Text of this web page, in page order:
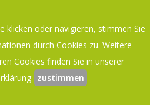
Impressum
August 2026, 04:15
Software © phpBB Limited
klicken oder navigieren, stimmen Sie
durch Cookies zu. Weitere
Cookies finden Sie in unserer
zustimmen